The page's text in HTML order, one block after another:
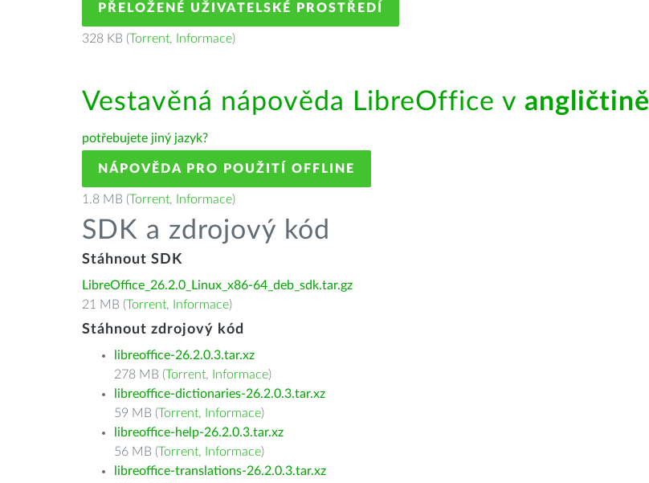
PŘELOŽENÉ UŽIVATELSKÉ PROSTŘEDÍ
328 KB (Torrent, Informace)
Vestavěná nápověda LibreOffice v angličtině
potřebujete jiný jazyk?
NÁPOVĚDA PRO POUŽITÍ OFFLINE
1.8 MB (Torrent, Informace)
SDK a zdrojový kód
Stáhnout SDK
LibreOffice_26.2.0_Linux_x86-64_deb_sdk.tar.gz
21 MB (Torrent, Informace)
Stáhnout zdrojový kód
libreoffice-26.2.0.3.tar.xz
278 MB (Torrent, Informace)
libreoffice-dictionaries-26.2.0.3.tar.xz
59 MB (Torrent, Informace)
libreoffice-help-26.2.0.3.tar.xz
56 MB (Torrent, Informace)
libreoffice-translations-26.2.0.3.tar.xz